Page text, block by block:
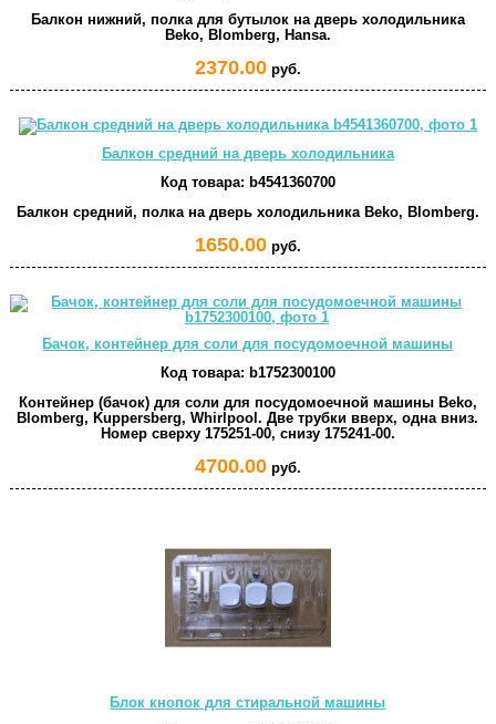
Балкон нижний, полка для бутылок на дверь холодильника
Beko, Blomberg, Hansa.
2370.00руб.
Балкон средний на дверь холодильника
Код товара: b4541360700
Балкон средний, полка на дверь холодильника Beko, Blomberg.
1650.00руб.
Бачок, контейнер для соли для посудомоечной машины
Код товара: b1752300100
Контейнер (бачок) для соли для посудомоечной машины Beko,
Blomberg, Kuppersberg, Whirlpool. Две трубки вверх, одна вниз.
Номер сверху 175251-00, снизу 175241-00.
4700.00руб.
Блок кнопок для стиральной машины